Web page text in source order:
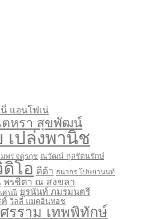
แอนโฟเน่
หรา สุขพัฒน์
เปล่งพานิช
มพร จตุรภุช ณวัฒน์ กุลรัตนรักษ์
โอ ดีด้า ธนากร โปษยานนท์
พรชิตา ณ สงขลา
ศรณี ยุรนันท์ ภมรมนตรี
วิลลี่ แมคอินทอช
ศรราม เทพพิทักษ์